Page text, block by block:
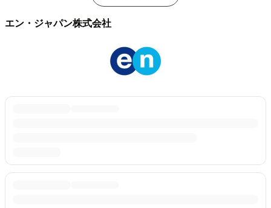
エン・ジャパン株式会社